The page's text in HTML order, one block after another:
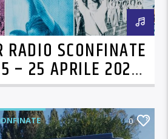
SCONFINATE
– 25 APRILE 2025,
LIBERAZIONI!
0